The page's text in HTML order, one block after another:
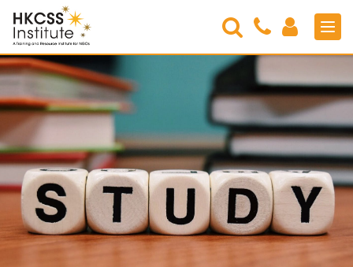
HKCSS
Institute
Search
Contact
Us
Login